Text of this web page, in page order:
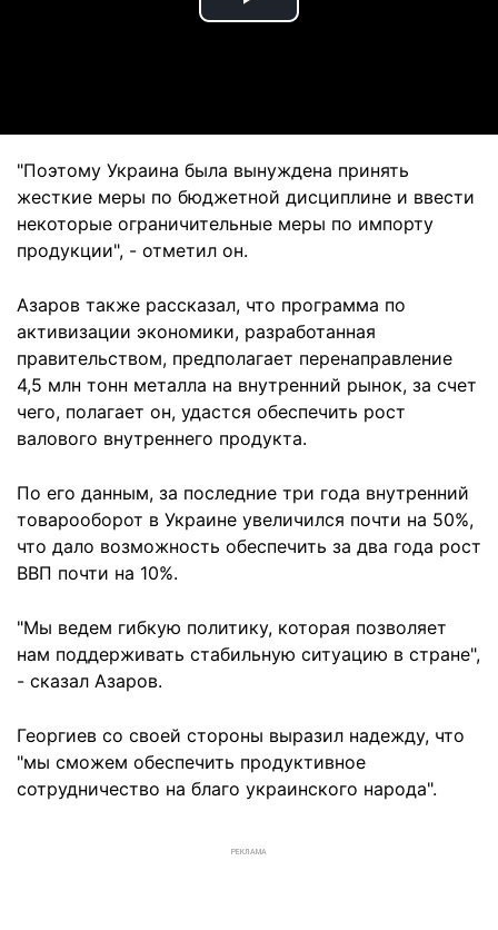
Play
"Поэтому Украина была вынуждена принять
жесткие меры по бюджетной дисциплине и ввести
некоторые ограничительные меры по импорту
продукции", - отметил он.
Азаров также рассказал, что программа по
активизации экономики, разработанная
правительством, предполагает перенаправление
4,5 млн тонн металла на внутренний рынок, за счет
чего, полагает он, удастся обеспечить рост
валового внутреннего продукта.
По его данным, за последние три года внутренний
товарооборот в Украине увеличился почти на 50%,
что дало возможность обеспечить за два года рост
ВВП почти на 10%.
"Мы ведем гибкую политику, которая позволяет
нам поддерживать стабильную ситуацию в стране",
- сказал Азаров.
Георгиев со своей стороны выразил надежду, что
"мы сможем обеспечить продуктивное
сотрудничество на благо украинского народа".
РЕКЛАМА